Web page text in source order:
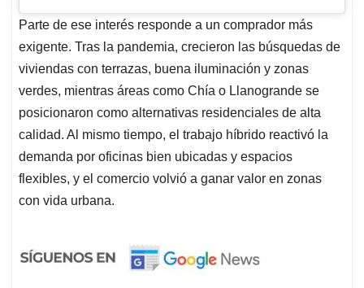
Parte de ese interés responde a un comprador más
exigente. Tras la pandemia, crecieron las búsquedas de
viviendas con terrazas, buena iluminación y zonas
verdes, mientras áreas como Chía o Llanogrande se
posicionaron como alternativas residenciales de alta
calidad. Al mismo tiempo, el trabajo híbrido reactivó la
demanda por oficinas bien ubicadas y espacios
flexibles, y el comercio volvió a ganar valor en zonas
con vida urbana.